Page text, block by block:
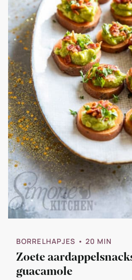
BORRELHAPJES • 20 MIN
Zoete
guacamole